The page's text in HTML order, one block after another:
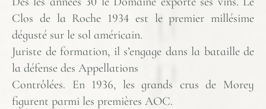
Clos de la Roche 1934 est le premier millésime
dégusté sur le sol américain.
Juriste de formation, il s’engage dans la bataille de
la défense des Appellations
Contrôlées. En 1936, les grands crus de Morey
figurent parmi les premières AOC.